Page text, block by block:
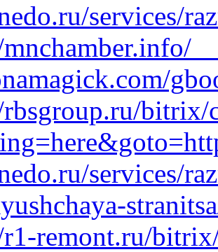
services/
bitrix/
services/
remont.ru/